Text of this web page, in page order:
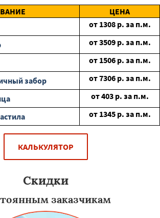
ЦЕНА
от 1308 р. за п.м.
от3509 р. за п.м.
от 1506 р. за п.м.
забор
от7306 р. за п.м.
от403 р. за п.м.
от 1345 р. за п.м.
КАЛЬКУЛЯТОР
Скидки
заказчикам